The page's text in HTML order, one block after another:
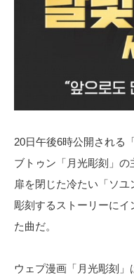
20日午後6時公開される
ブトゥン「月光彫刻」
扉を閉じた冷たい「ソ
彫刻するストーリーに
た曲だ。
ウェプ漫画「月光彫刻